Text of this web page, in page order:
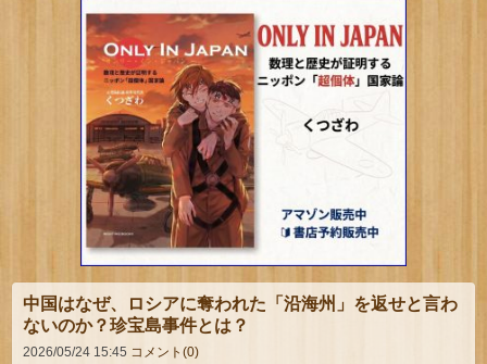
中国はなぜ、ロシアに奪われた「沿海州」を返せと言わ
ないのか？珍宝島事件とは？
2026/05/24 15:45 コメント(0)